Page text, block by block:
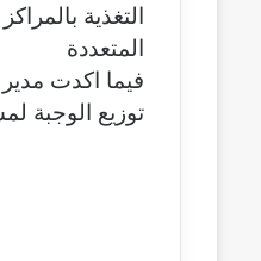
التغذية
المتعددة
فيما اكدت
توزيع الوجبة